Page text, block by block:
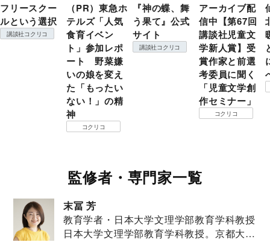
フリースクー
ルという選択
講談社コクリコ
（PR）東急ホ
テルズ「人気
食育イベン
ト」参加レポ
ート 野菜嫌
いの娘を変え
た「もったい
ない！」の精
神
コクリコ
『神の蝶、舞
う果て』公式
サイト
講談社コクリコ
アーカイブ配
信中【第67回
講談社児童文
学新人賞】受
賞作家と前選
考委員に聞く
「児童文学創
作セミナー」
コクリコ
監修者・専門家一覧
末冨 芳
教育学者・日本大学文理学部教育学科教授
日本大学文理学部教育学科教授。京都大学